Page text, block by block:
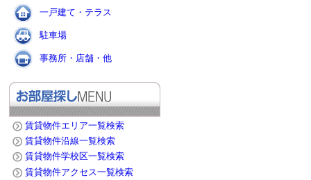
一戸建て・テラス
駐車場
事務所・店舗・他
賃貸物件エリア一覧検索
賃貸物件沿線一覧検索
賃貸物件学校区一覧検索
賃貸物件アクセス一覧検索